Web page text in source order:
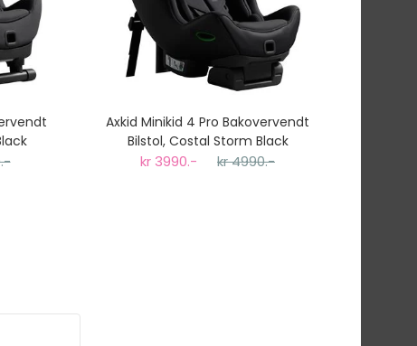
Axkid Minikid 4 Pro Bakovervendt
Bilstol, Costal Storm Black
kr 3990.- kr 4990.-